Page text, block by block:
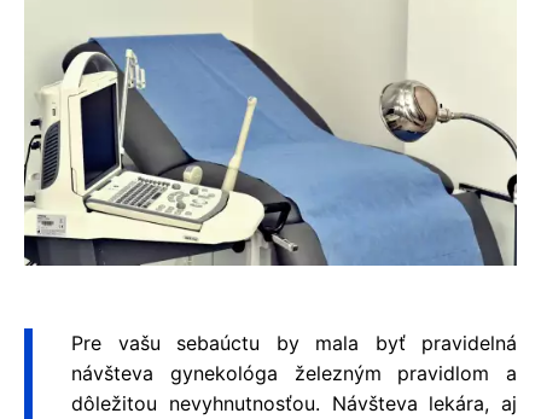
Pre vašu sebaúctu by mala byť pravidelná
návšteva gynekológa železným pravidlom a
dôležitou nevyhnutnosťou. Návšteva lekára, aj